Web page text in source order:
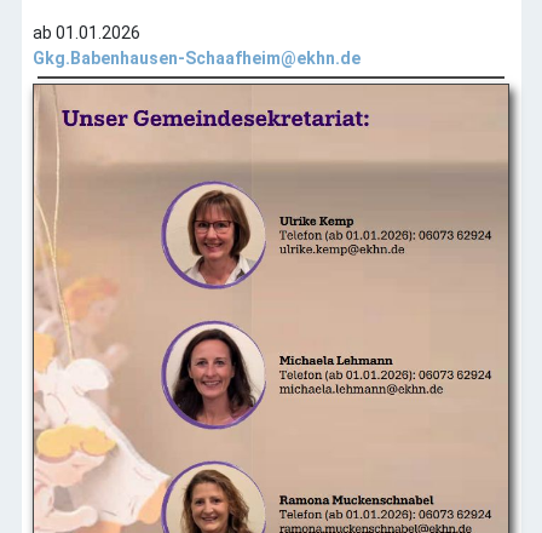
Archive
Impressum
ab 01.01.2026
Gkg.Babenhausen-Schaafheim@ekhn.de